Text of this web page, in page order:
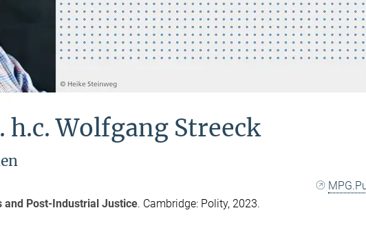
h.c. Wolfgang Streeck
and Post-Industrial Justice. Cambridge: Polity, 2023.